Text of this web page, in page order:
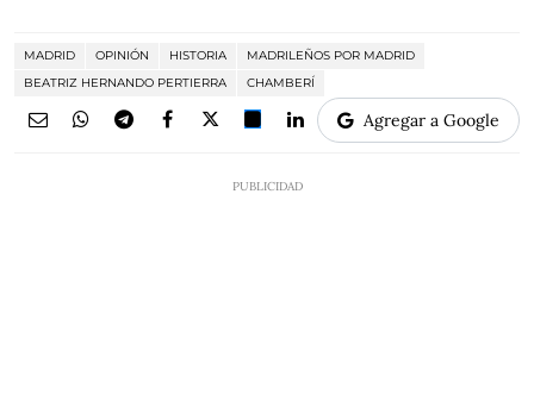
MADRID OPINIÓN HISTORIA
MADRILEÑOS POR MADRID
BEATRIZ HERNANDO PERTIERRA
CHAMBERÍ
Agregar a Google